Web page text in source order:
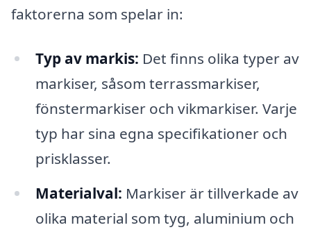
faktorerna som spelar in:
Typ av markis: Det finns olika typer av
markiser, såsom terrassmarkiser,
fönstermarkiser och vikmarkiser. Varje
typ har sina egna specifikationer och
prisklasser.
Materialval: Markiser är tillverkade av
olika material som tyg, aluminium och